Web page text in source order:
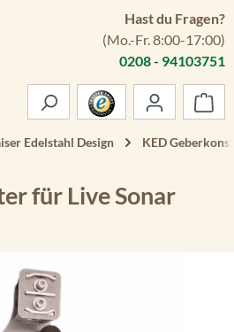
Hast du Fragen?
(Mo.-Fr. 8:00-17:00)
0208 - 94103751
Edelstahl Design KED
für Live Sonar